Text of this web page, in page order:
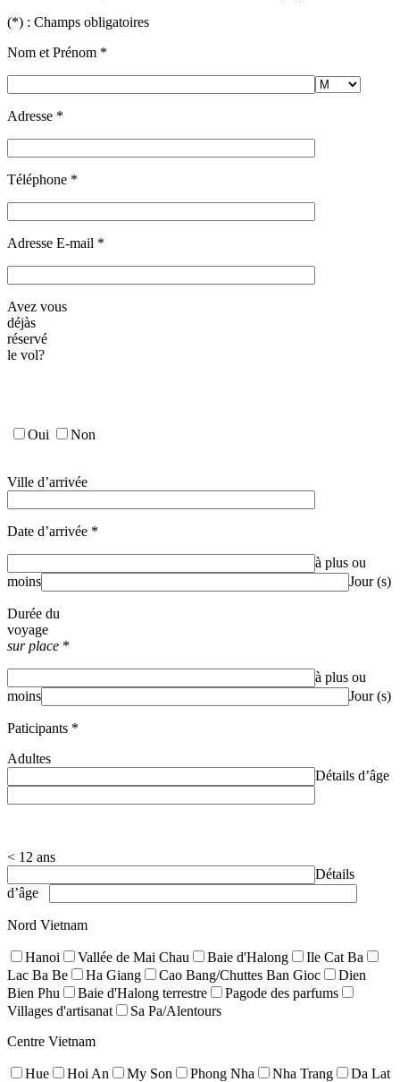
(*) : Champs obligatoires
Nom et Prénom *
Adresse *
Téléphone *
Adresse E-mail *
Avez vous
déjàs
réservé
le vol?
Oui Non
Ville d’arrivée
Date d’arrivée *
à plus ou
moins
Jour (s)
Durée du
voyage
sur place *
à plus ou
moins
Jour (s)
Paticipants *
Adultes
Détails d’âge
< 12 ans
Détails
d’âge
Nord Vietnam
Hanoi Vallée de Mai Chau Baie d'Halong
Ile Cat Ba
Lac Ba Be
Ha Giang Cao Bang/Chuttes Ban Gioc
Dien
Bien Phu
Baie d'Halong terrestre
Pagode des parfums
Villages d'artisanat
Sa Pa/Alentours
Centre Vietnam
Hue Hoi An My Son Phong Nha Nha Trang
Da Lat